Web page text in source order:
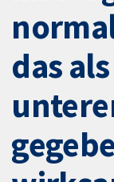
das